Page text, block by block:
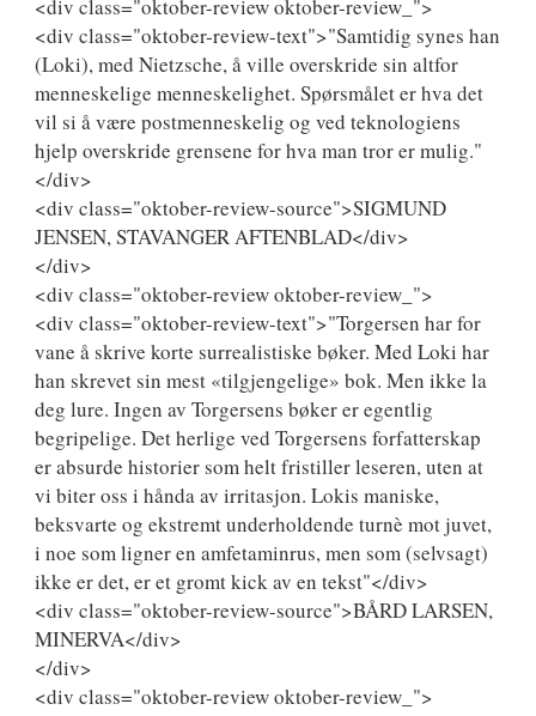
<div class="oktober-review oktober-review_">
<div class="oktober-review-text">"Samtidig synes han
(Loki), med Nietzsche, å ville overskride sin altfor
menneskelige menneskelighet. Spørsmålet er hva det
vil si å være postmenneskelig og ved teknologiens
hjelp overskride grensene for hva man tror er mulig."
</div>
<div class="oktober-review-source">SIGMUND
JENSEN, STAVANGER AFTENBLAD</div>
</div>
<div class="oktober-review oktober-review_">
<div class="oktober-review-text">"Torgersen har for
vane å skrive korte surrealistiske bøker. Med Loki har
han skrevet sin mest «tilgjengelige» bok. Men ikke la
deg lure. Ingen av Torgersens bøker er egentlig
begripelige. Det herlige ved Torgersens forfatterskap
er absurde historier som helt fristiller leseren, uten at
vi biter oss i hånda av irritasjon. Lokis maniske,
beksvarte og ekstremt underholdende turnè mot juvet,
i noe som ligner en amfetaminrus, men som (selvsagt)
ikke er det, er et gromt kick av en tekst"</div>
<div class="oktober-review-source">BÅRD LARSEN,
MINERVA</div>
</div>
<div class="oktober-review oktober-review_">